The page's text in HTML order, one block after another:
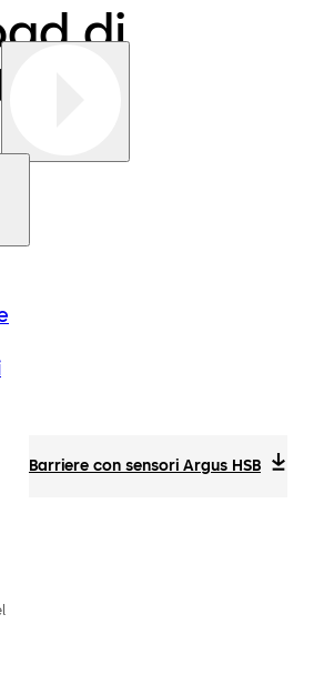
di
Barriere con sensori Argus HSB